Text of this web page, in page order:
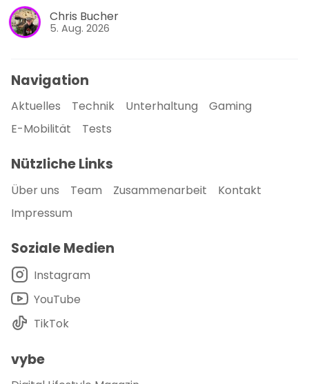
Chris Bucher
5. Aug. 2026
Navigation
Aktuelles Technik Unterhaltung
Gaming
E-Mobilität
Tests
Nützliche Links
Über uns Team Zusammenarbeit
Kontakt
Impressum
Soziale Medien
Instagram
YouTube
TikTok
vybe